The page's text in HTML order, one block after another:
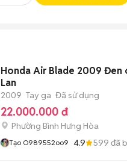
Honda Air Blade 2009 Đen
Lan
2009 Tay ga Đã sử dụng
22.000.000 đ
Phường Bình Hưng Hòa
Tạo O989552oo9 4.9 599 đã